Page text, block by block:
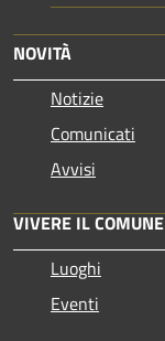
NOVITÀ
Notizie
Comunicati
Avvisi
VIVERE IL COMUNE
Luoghi
Eventi